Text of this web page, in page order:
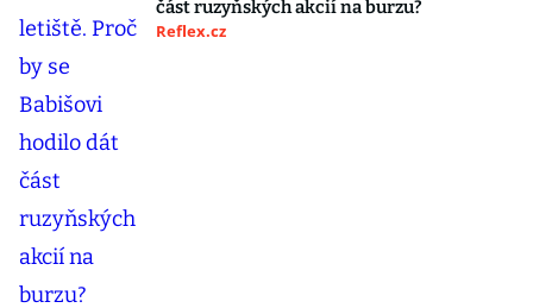
část ruzyňských akcií na burzu?
Reflex.cz